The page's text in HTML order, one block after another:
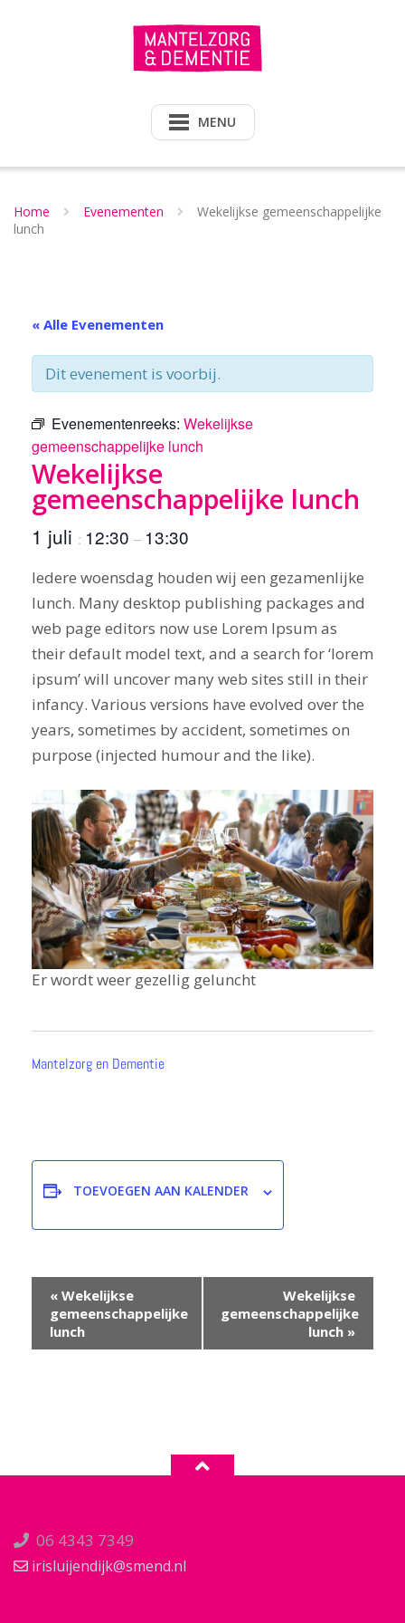
MENU
Home Evenementen
Wekelijkse gemeenschappelijke
lunch
« Alle Evenementen
Dit evenement is voorbij.
Evenementenreeks: Wekelijkse
gemeenschappelijke lunch
Wekelijkse
gemeenschappelijke lunch
1 juli : 12:30 – 13:30
Iedere woensdag houden wij een gezamenlijke
lunch. Many desktop publishing packages and
web page editors now use Lorem Ipsum as
their default model text, and a search for ‘lorem
ipsum’ will uncover many web sites still in their
infancy. Various versions have evolved over the
years, sometimes by accident, sometimes on
purpose (injected humour and the like).
Er wordt weer gezellig geluncht
Mantelzorg en Dementie
TOEVOEGEN AAN KALENDER
Evenement
Navigatie
« Wekelijkse
gemeenschappelijke
lunch
Wekelijkse
gemeenschappelijke
lunch »
06 4343 7349
irisluijendijk@smend.nl